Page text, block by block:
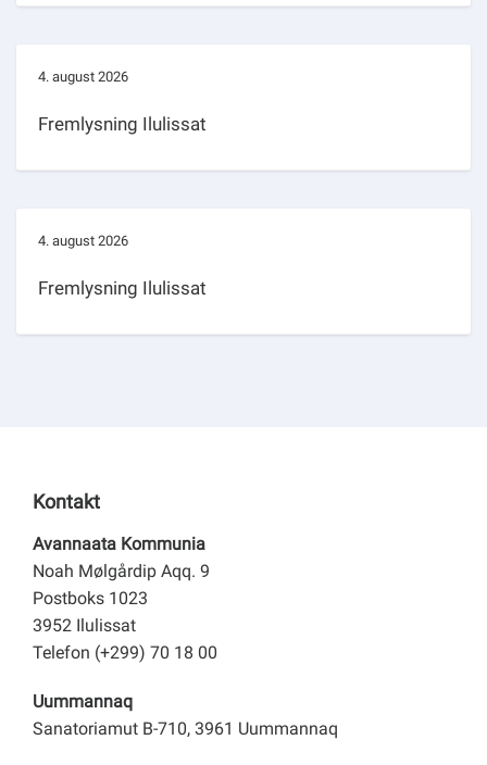
4. august 2026
Fremlysning Ilulissat
4. august 2026
Fremlysning Ilulissat
Kontakt
Avannaata Kommunia
Noah Mølgårdip Aqq. 9
Postboks 1023
3952 Ilulissat
Telefon (+299) 70 18 00
Uummannaq
Sanatoriamut B-710, 3961 Uummannaq